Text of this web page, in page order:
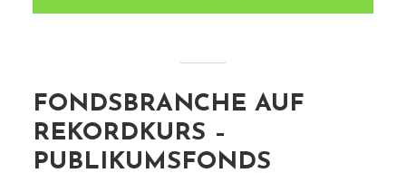
FONDSBRANCHE AUF
REKORDKURS –
PUBLIKUMSFONDS